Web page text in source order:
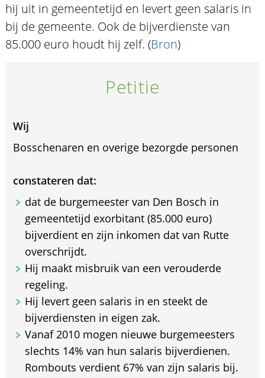
hij uit in gemeentetijd en levert geen salaris in
bij de gemeente. Ook de bijverdienste van
85.000 euro houdt hij zelf. (Bron)
Petitie
Wij
Bosschenaren en overige bezorgde personen
constateren dat:
dat de burgemeester van Den Bosch in
gemeentetijd exorbitant (85.000 euro)
bijverdient en zijn inkomen dat van Rutte
overschrijdt.
Hij maakt misbruik van een verouderde
regeling.
Hij levert geen salaris in en steekt de
bijverdiensten in eigen zak.
Vanaf 2010 mogen nieuwe burgemeesters
slechts 14% van hun salaris bijverdienen.
Rombouts verdient 67% van zijn salaris bij.